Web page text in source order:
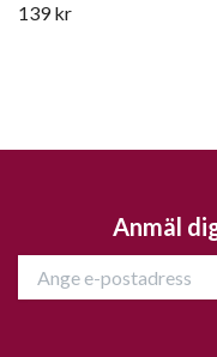
139 kr
Anmäl